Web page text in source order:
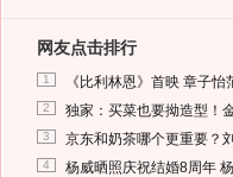
网友点击排行
1 《比利林恩》首映 章子
2 独家：买菜也要拗造型！
3 京东和奶茶哪个更重要？
4 杨威晒照庆祝结婚8周年